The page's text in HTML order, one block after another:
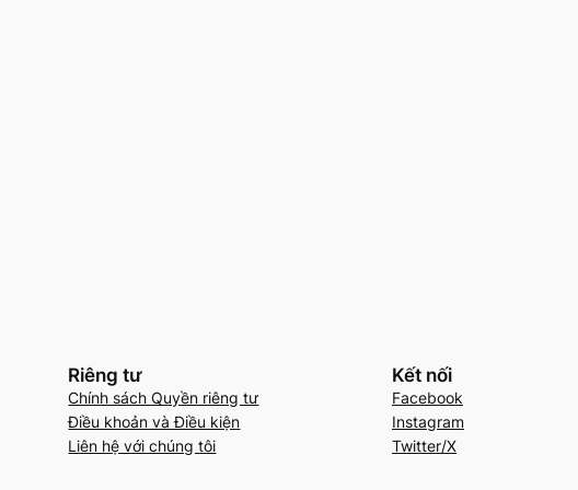
Riêng tư
Chính sách Quyền riêng tư
Điều khoản và Điều kiện
Liên hệ với chúng tôi
Kết nối
Facebook
Instagram
Twitter/X